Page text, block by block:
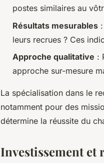
postes similaires au
Résultats mesurables
leurs recrues ? Ces
Approche qualitative :
approche sur-mesure
La spécialisation dans le
notamment pour des
détermine la réussite du
Investissement et